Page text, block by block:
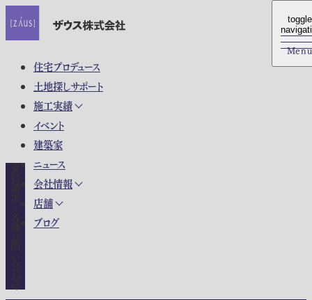
住宅プロデュース
土地探しサポート
施工実績
イベント
建築家
ニュース
会社情報
店舗
ブログ
toggle
Menu
toggle
Menu